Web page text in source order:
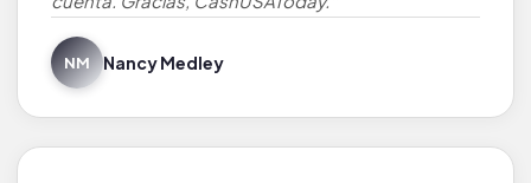
NM Nancy Medley